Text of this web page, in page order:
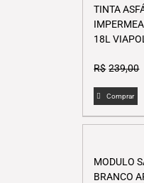
TINTA
18L VIAPOL
R$ 239,00
Comprar
MODULO
BRANCO